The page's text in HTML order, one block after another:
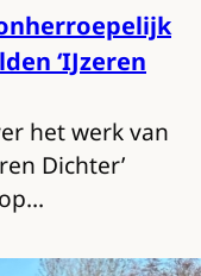
‘IJzeren
het werk van
Dichter’